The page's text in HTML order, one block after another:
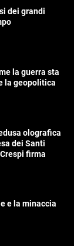
dei grandi
la guerra sta
la geopolitica
olografica
dei Santi
firma
e la minaccia